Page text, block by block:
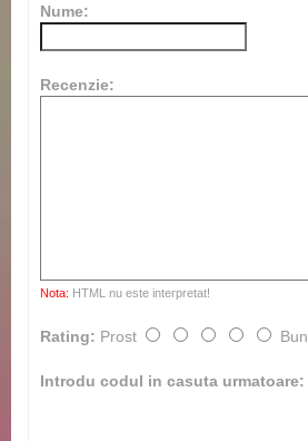
Nume:
Recenzie:
Nota: HTML nu este interpretat!
Rating: Prost Bun
Introdu codul in casuta urmatoare: